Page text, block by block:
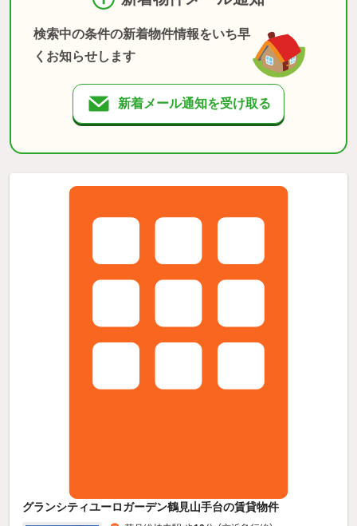
検索中の条件の新着物件情報をいち早
くお知らせします
新着メール通知を受け取る
グランシティユーロガーデン鶴見山手台の賃貸物件